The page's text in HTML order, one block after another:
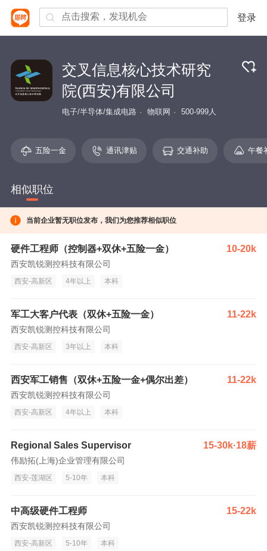
登录
交叉信息核心技术研究
院(西安)有限公司
电子/半导体/集成电路 物联网 500-999人
五险一金 通讯津贴 交通补助 午餐
相似职位
当前企业暂无职位发布，我们为您推荐相似职位
硬件工程师（控制器+双休+五险一金） 10-20k
西安凯锐测控科技有限公司
西安-高新区 4年以上 本科
军工大客户代表（双休+五险一金） 11-22k
西安凯锐测控科技有限公司
西安-高新区 3年以上 本科
西安军工销售（双休+五险一金+偶尔出差） 11-22k
西安凯锐测控科技有限公司
西安-高新区 4年以上 本科
Regional Sales Supervisor 15-30k·18薪
伟励拓(上海)企业管理有限公司
西安-莲湖区 5-10年 本科
中高级硬件工程师 15-22k
西安凯锐测控科技有限公司
西安-高新区 5-10年 本科